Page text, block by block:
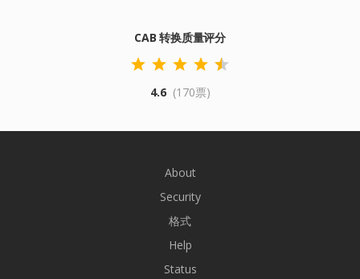
CAB 转换质量评分
4.6 (170票)
About
Security
格式
Help
Status